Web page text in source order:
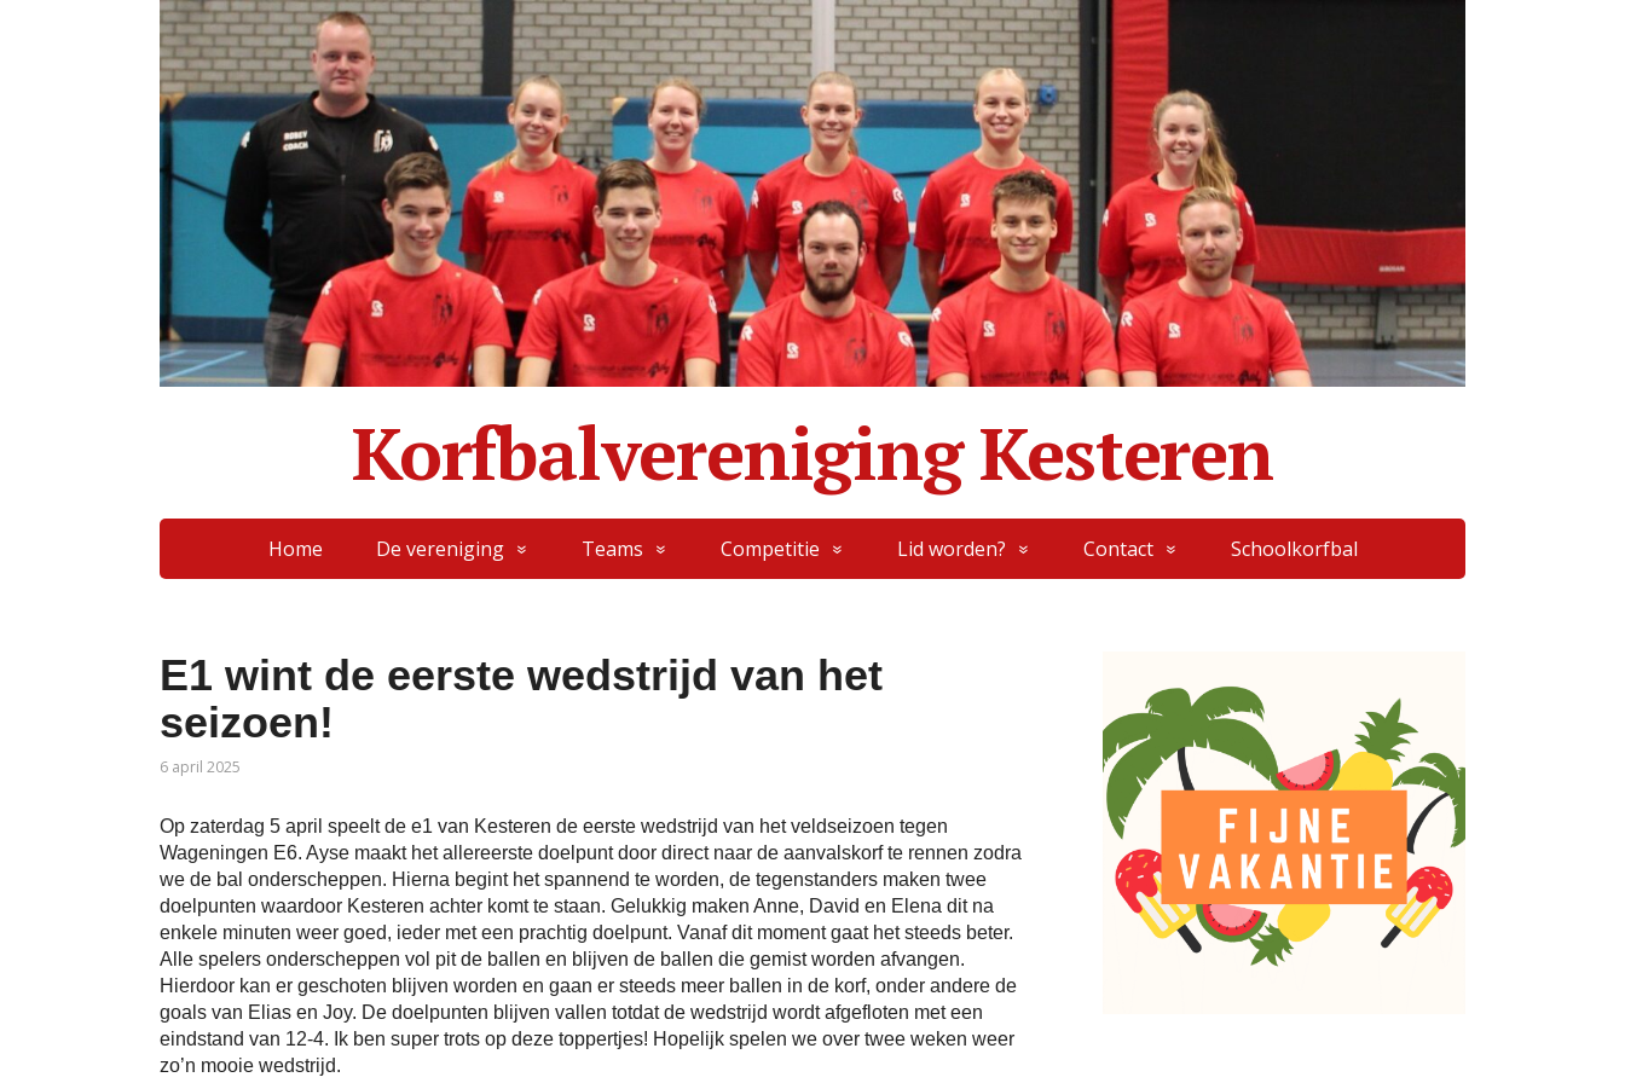
Korfbalvereniging Kesteren
Home De vereniging Teams Competitie Lid worden? Contact Schoolkorfbal
E1 wint de eerste wedstrijd van het
seizoen!
6 april 2025
Op zaterdag 5 april speelt de e1 van Kesteren de eerste wedstrijd van het veldseizoen tegen
Wageningen E6. Ayse maakt het allereerste doelpunt door direct naar de aanvalskorf te rennen zodra
we de bal onderscheppen. Hierna begint het spannend te worden, de tegenstanders maken twee
doelpunten waardoor Kesteren achter komt te staan. Gelukkig maken Anne, David en Elena dit na
enkele minuten weer goed, ieder met een prachtig doelpunt. Vanaf dit moment gaat het steeds beter.
Alle spelers onderscheppen vol pit de ballen en blijven de ballen die gemist worden afvangen.
Hierdoor kan er geschoten blijven worden en gaan er steeds meer ballen in de korf, onder andere de
goals van Elias en Joy. De doelpunten blijven vallen totdat de wedstrijd wordt afgefloten met een
eindstand van 12-4. Ik ben super trots op deze toppertjes! Hopelijk spelen we over twee weken weer
zo’n mooie wedstrijd.